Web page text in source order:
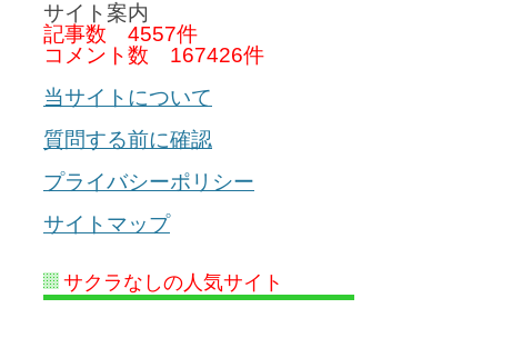
サイト案内
記事数 4557件
コメント数 167426件
当サイトについて
質問する前に確認
プライバシーポリシー
サイトマップ
サクラなしの人気サイト